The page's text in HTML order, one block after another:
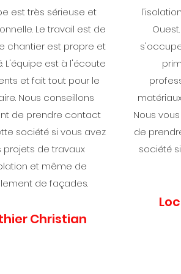
est très sérieuse et
Le travail est de
chantier est propre et
L'équipe est à l'écoute
et fait tout pour le
Nous conseillons
de prendre contact
société si vous avez
projets de travaux
et même de
de façades.
Christian
Nous
de
société